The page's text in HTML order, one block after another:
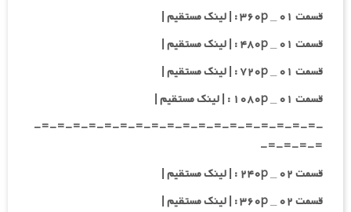
قسمت ۰۱ _ ۳۶۰p : | لینک مستقیم |
قسمت ۰۱ _ ۴۸۰p : | لینک مستقیم |
قسمت ۰۱ _ ۷۲۰p : | لینک مستقیم |
قسمت ۰۱ _ ۱۰۸۰p : | لینک مستقیم |
-=-=-=-=-=-=-=-=-=-=-=-=-=-=-=-=-=-=-
=-=-=-=-
قسمت ۰۲ _ ۲۴۰p : | لینک مستقیم |
قسمت ۰۲ _ ۳۶۰p : | لینک مستقیم |